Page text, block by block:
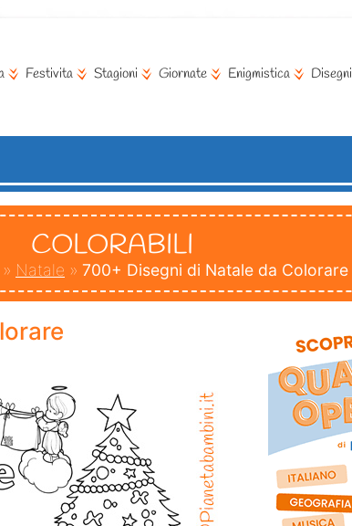
Festivita Stagioni Giornate Enigmistica Disegni
COLORABILI
» Natale » 700+ Disegni di Natale da Colorare